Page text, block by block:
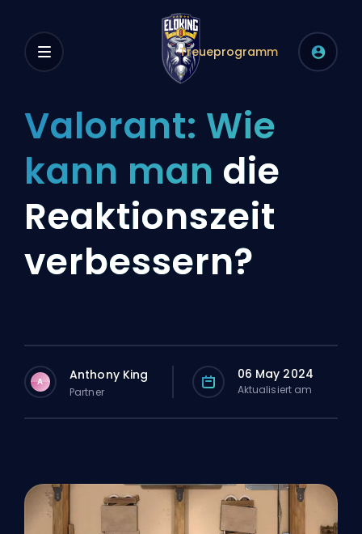
Treueprogramm
Valorant: Wie
kann man die
Reaktionszeit
verbessern?
A Anthony King
Partner
06 May 2024
Aktualisiert am